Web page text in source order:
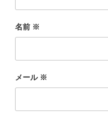
名前 ※
メール ※